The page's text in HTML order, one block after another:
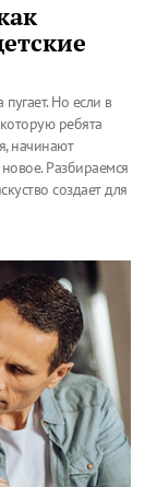
Но если в
ребята
начинают
Разбираемся
создает для